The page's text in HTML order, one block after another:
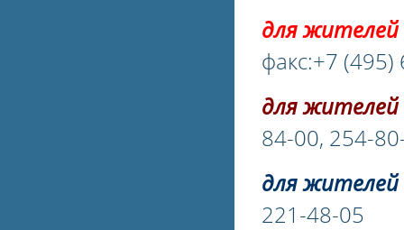
для
факс:+7
для
84-00, 254-
для жителей
221-48-05